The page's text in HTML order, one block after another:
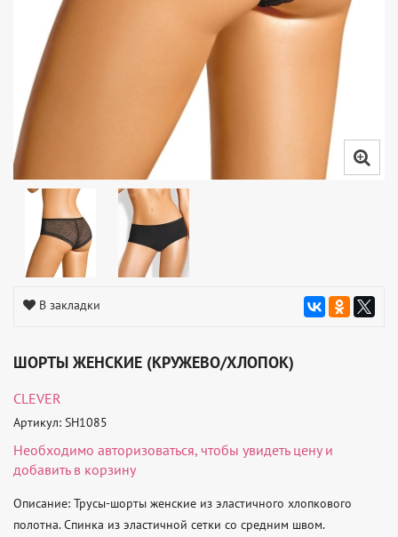
В закладки
ШОРТЫ ЖЕНСКИЕ (КРУЖЕВО/ХЛОПОК)
CLEVER
Артикул: SH1085
Необходимо авторизоваться, чтобы увидеть цену и
добавить в корзину
Описание: Трусы-шорты женские из эластичного хлопкового
полотна. Спинка из эластичной сетки со средним швом.